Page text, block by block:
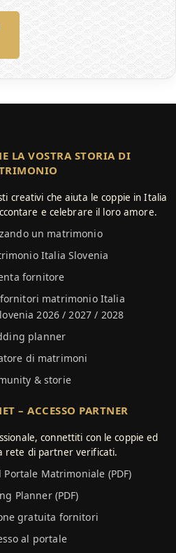
LA VOSTRA STORIA DI
creativi che aiuta le coppie in Italia
e celebrare il loro amore.
un matrimonio
Italia Slovenia
fornitore
matrimonio Italia
2026 / 2027 / 2028
planner
di matrimoni
& storie
– ACCESSO PARTNER
connettiti con le coppie ed
rete di partner verificati.
Matrimoniale (PDF)
Planner (PDF)
gratuita fornitori
al portale